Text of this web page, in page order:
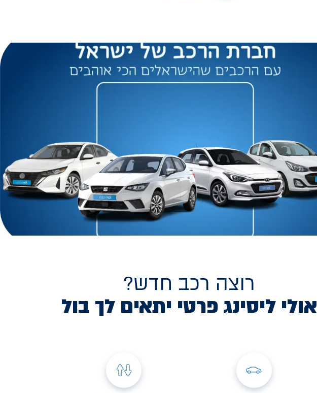
רוצה רכב חדש?
אולי ליסינג פרטי יתאים לך בול